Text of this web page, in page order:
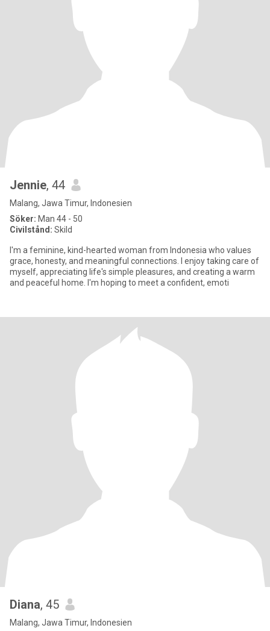
Jennie, 44
Malang, Jawa Timur, Indonesien
Söker: Man 44 - 50
Civilstånd: Skild
I'm a feminine, kind-hearted woman from Indonesia who values
grace, honesty, and meaningful connections. I enjoy taking care of
myself, appreciating life's simple pleasures, and creating a warm
and peaceful home. I'm hoping to meet a confident, emoti
Diana, 45
Malang, Jawa Timur, Indonesien